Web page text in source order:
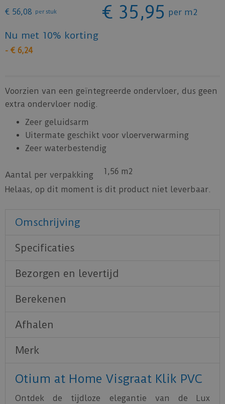
€ 56,08 per stuk € 35,95 per m2
Nu met 10% korting
- € 6,24
Voorzien van een geïntegreerde ondervloer, dus geen
extra ondervloer nodig.
Zeer geluidsarm
Uitermate geschikt voor vloerverwarming
Zeer waterbestendig
Aantal per verpakking
1,56 m2
Helaas, op dit moment is dit product niet leverbaar.
Omschrijving
Specificaties
Bezorgen en levertijd
Berekenen
Afhalen
Merk
Otium at Home Visgraat Klik PVC
Ontdek de tijdloze elegantie van de Lux